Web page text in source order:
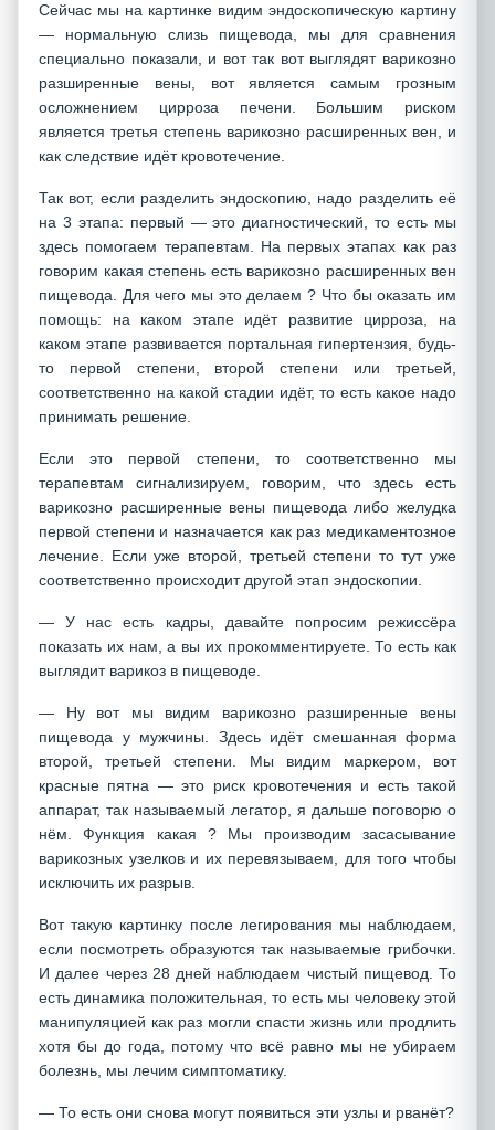
Сейчас мы на картинке видим эндоскопическую картину
— нормальную слизь пищевода, мы для сравнения
специально показали, и вот так вот выглядят варикозно
разширенные вены, вот является самым грозным
осложнением цирроза печени. Большим риском
является третья степень варикозно расширенных вен, и
как следствие идёт кровотечение.
Так вот, если разделить эндоскопию, надо разделить её
на 3 этапа: первый — это диагностический, то есть мы
здесь помогаем терапевтам. На первых этапах как раз
говорим какая степень есть варикозно расширенных вен
пищевода. Для чего мы это делаем ? Что бы оказать им
помощь: на каком этапе идёт развитие цирроза, на
каком этапе развивается портальная гипертензия, будь-
то первой степени, второй степени или третьей,
соответственно на какой стадии идёт, то есть какое надо
принимать решение.
Если это первой степени, то соответственно мы
терапевтам сигнализируем, говорим, что здесь есть
варикозно расширенные вены пищевода либо желудка
первой степени и назначается как раз медикаментозное
лечение. Если уже второй, третьей степени то тут уже
соответственно происходит другой этап эндоскопии.
— У нас есть кадры, давайте попросим режиссёра
показать их нам, а вы их прокомментируете. То есть как
выглядит варикоз в пищеводе.
— Ну вот мы видим варикозно разширенные вены
пищевода у мужчины. Здесь идёт смешанная форма
второй, третьей степени. Мы видим маркером, вот
красные пятна — это риск кровотечения и есть такой
аппарат, так называемый легатор, я дальше поговорю о
нём. Функция какая ? Мы производим засасывание
варикозных узелков и их перевязываем, для того чтобы
исключить их разрыв.
Вот такую картинку после легирования мы наблюдаем,
если посмотреть образуются так называемые грибочки.
И далее через 28 дней наблюдаем чистый пищевод. То
есть динамика положительная, то есть мы человеку этой
манипуляцией как раз могли спасти жизнь или продлить
хотя бы до года, потому что всё равно мы не убираем
болезнь, мы лечим симптоматику.
— То есть они снова могут появиться эти узлы и рванёт?